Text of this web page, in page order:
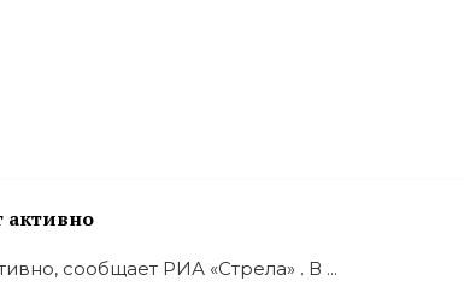
активно
сообщает РИА «Стрела» . В ...